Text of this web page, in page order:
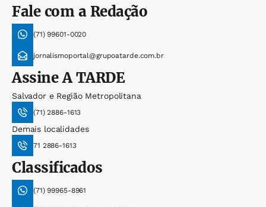
Fale com a Redação
(71) 99601-0020
jornalismoportal@grupoatarde.com.br
AssineA TARDE
Salvador e Região Metropolitana
(71) 2886-1613
Demais localidades
71 2886-1613
Classificados
(71) 99965-8961